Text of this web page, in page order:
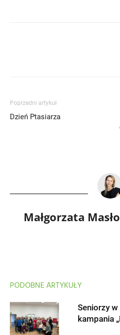
Poprzedni artykuł
Dzień Ptasiarza
Małgorzata
PODOBNE ARTYKUŁY
Seniorzy w
kampania